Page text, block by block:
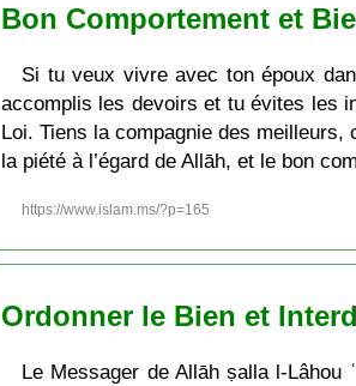
Bon Comportement et
Si tu veux vivre avec ton époux
accomplis les devoirs et tu évites les
Loi. Tiens la compagnie des
la piété à l’égard de Allāh, et le bon
https://www.islam.ms/?p=165
Ordonner le Bien et
Le Messager de Allāh ṣalla l-Lâhou